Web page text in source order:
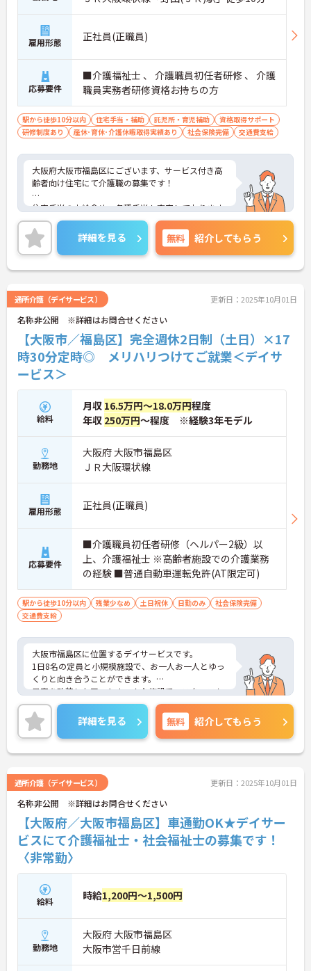
雇用形態 正社員(正職員)
応募要件
■介護福祉士 、 介護職員初任者研修 、 介護
職員実務者研修資格お持ちの方
駅から徒歩10分以内 住宅手当・補助 託児所・育児補助
資格取得サポート
研修制度あり
産休･育休･介護休暇取得実績あり 社会保険完備 交通費支給
大阪府大阪市福島区にございます、サービス付き高
齢者向け住宅にて介護職の募集です！
住宅手当の支給含め、各種手当も充実しております
ので、長期的な就業をしやすい環境です。
また、24時間託児所も完備されているため、子育て
中の方も安心してご就業頂けます。
せください。
詳細を見る 無料 紹介してもらう
通所介護（デイサービス） 更新日：2025年10月01日
名称非公開 ※詳細はお問合せください
【大阪市／福島区】完全週休2日制（土日）×17
時30分定時◎ メリハリつけてご就業＜デイサ
ービス＞
給料
月収 16.5万円～18.0万円程度
年収 250万円～程度 ※経験3年モデル
勤務地
大阪府 大阪市福島区
ＪＲ大阪環状線
雇用形態 正社員(正職員)
応募要件
■介護職員初任者研修（ヘルパー2級）以
上、介護福祉士 ※高齢者施設での介護業務
の経験 ■普通自動車運転免許(AT限定可)
駅から徒歩10分以内 残業少なめ 土日祝休 日勤のみ
社会保険完備
交通費支給
大阪市福島区に位置するデイサービスです。
1日8名の定員と小規模施設で、お一人お一人とゆっ
くりと向き合うことができます。
民家を改装したアットホームな施設で、スタッフも
過ごしやすい環境です。
ご興味のある方には、面接対策ポイントなど、さら
に詳細をお話しいたしますのでお気軽にご相談くだ
さい！
詳細を見る 無料 紹介してもらう
通所介護（デイサービス） 更新日：2025年10月01日
名称非公開 ※詳細はお問合せください
【大阪府／大阪市福島区】車通勤OK★デイサー
ビスにて介護福祉士・社会福祉士の募集です！
〈非常勤〉
給料 時給1,200円～1,500円
勤務地
大阪府 大阪市福島区
大阪市営千日前線